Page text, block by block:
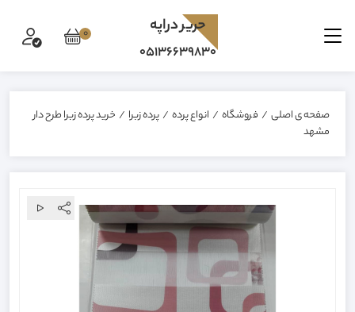
0 حرير دراپه
05136639830
صفحه ی اصلی / فروشگاه / انواع پرده / پرده زبرا / خرید پرده زبرا طرح دار
مشهد